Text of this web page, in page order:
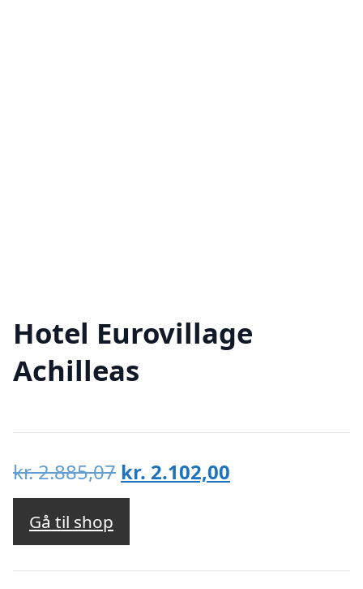
Hotel Eurovillage
Achilleas
kr.2.885,07 Den
oprindelige
var:
kr. 2.885,07.
kr. 2.102,00
kr. 2.102,00.
Gå til shop